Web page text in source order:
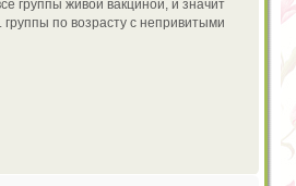
группы живой вакциной, и значит
по возрасту с непривитыми